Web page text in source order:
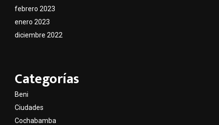
febrero 2023
enero 2023
diciembre 2022
Categorías
Beni
Ciudades
Cochabamba